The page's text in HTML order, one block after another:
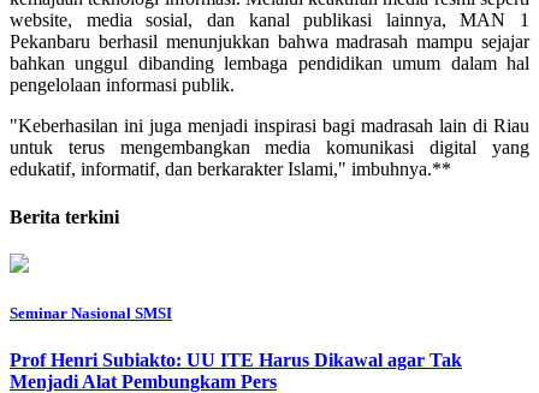
website, media sosial, dan kanal publikasi lainnya, MAN 1
Pekanbaru berhasil menunjukkan bahwa madrasah mampu sejajar
bahkan unggul dibanding lembaga pendidikan umum dalam hal
pengelolaan informasi publik.
"Keberhasilan ini juga menjadi inspirasi bagi madrasah lain di Riau
untuk terus mengembangkan media komunikasi digital yang
edukatif, informatif, dan berkarakter Islami," imbuhnya.**
Berita terkini
Seminar Nasional SMSI
Prof Henri Subiakto: UU ITE Harus Dikawal agar Tak
Menjadi Alat Pembungkam Pers